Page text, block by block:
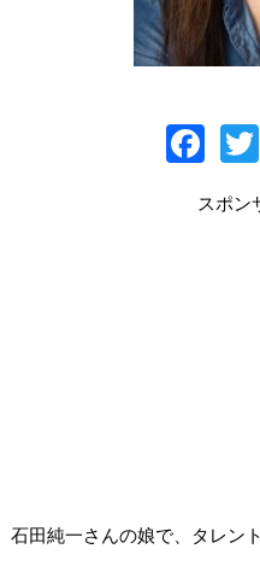
F
e
スポン
石田純一さんの娘で、タレン